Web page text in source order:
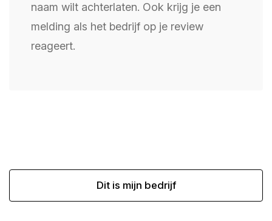
naam wilt achterlaten. Ook krijg je een
melding als het bedrijf op je review
reageert.
Dit is mijn bedrijf